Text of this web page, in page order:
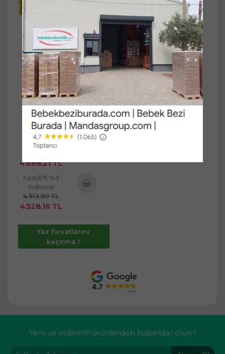
Kristal Zeytinyağı 15LT
Riviera (Teneke) (3PK*5LT)
Son Kullanma Tarihi :
31.10.2027
Ücretsiz Kargo
% 5İndirim
Sınırlı Stok
- + ADET
4.668,21 TL
Fast/Eft %3
indirimli
4.913,90 TL
4.528,16 TL
Yaz Fırsatlarını
kaçırma !
Yeni ve indirimli ürünlerden haberdar olun !